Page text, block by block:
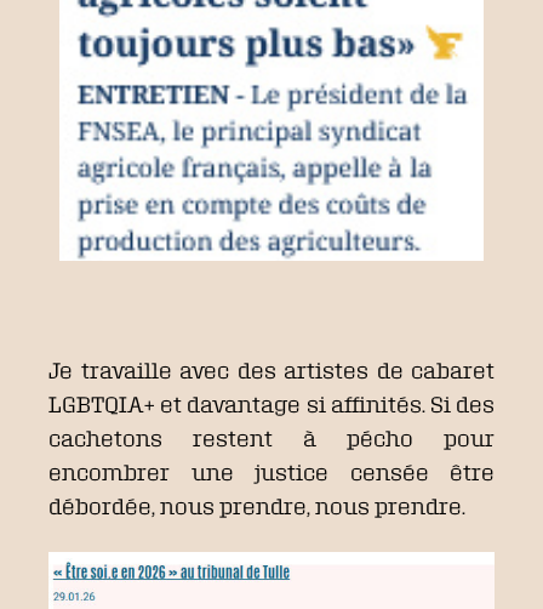
Je travaille avec des artistes de cabaret
LGBTQIA+ et davantage si affinités. Si des
cachetons restent à pécho pour
encombrer une justice censée être
débordée, nous prendre, nous prendre.